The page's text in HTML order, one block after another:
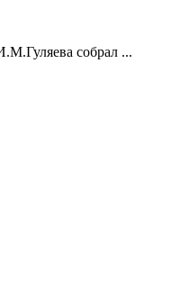
собрал ...